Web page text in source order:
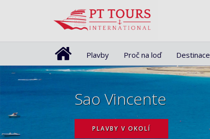
Plavby Proč na loď Destinace
Sao Vincente
PLAVBY V OKOLÍ